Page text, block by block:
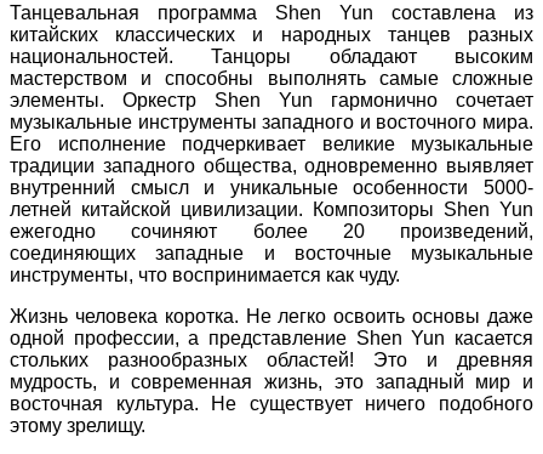
Танцевальная программа Shen Yun составлена из
китайских классических и народных танцев разных
национальностей. Танцоры обладают высоким
мастерством и способны выполнять самые сложные
элементы. Оркестр Shen Yun гармонично сочетает
музыкальные инструменты западного и восточного мира.
Его исполнение подчеркивает великие музыкальные
традиции западного общества, одновременно выявляет
внутренний смысл и уникальные особенности 5000-
летней китайской цивилизации. Композиторы Shen Yun
ежегодно сочиняют более 20 произведений,
соединяющих западные и восточные музыкальные
инструменты, что воспринимается как чуду.
Жизнь человека коротка. Не легко освоить основы даже
одной профессии, а представление Shen Yun касается
стольких разнообразных областей! Это и древняя
мудрость, и современная жизнь, это западный мир и
восточная культура. Не существует ничего подобного
этому зрелищу.